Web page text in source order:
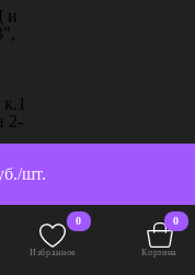
шт.
и
2-
25.
0
Избранное
0
Корзина